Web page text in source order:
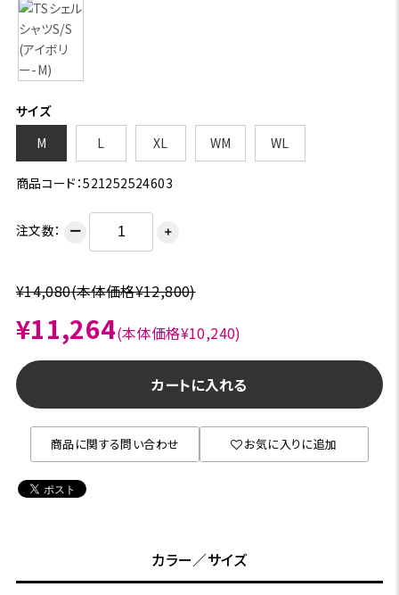
サイズ
M
L XL WM WL
商品コード：521252524603
注文数： ー ＋
¥14,080(本体価格¥12,800)
¥11,264(本体価格¥10,240)
カートに入れる
商品に関する問い合わせ お気に入りに追加
カラー／サイズ